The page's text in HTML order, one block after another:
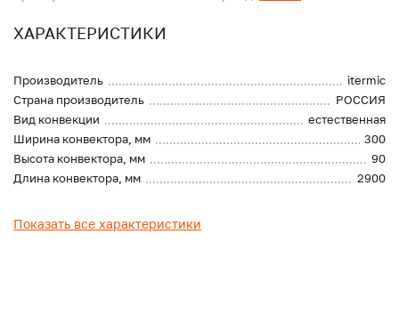
ХАРАКТЕРИСТИКИ
Производитель
itermic
Страна производитель
РОССИЯ
Вид конвекции
естественная
Ширина конвектора, мм
300
Высота конвектора, мм
90
Длина конвектора, мм
2900
Показать все характеристики